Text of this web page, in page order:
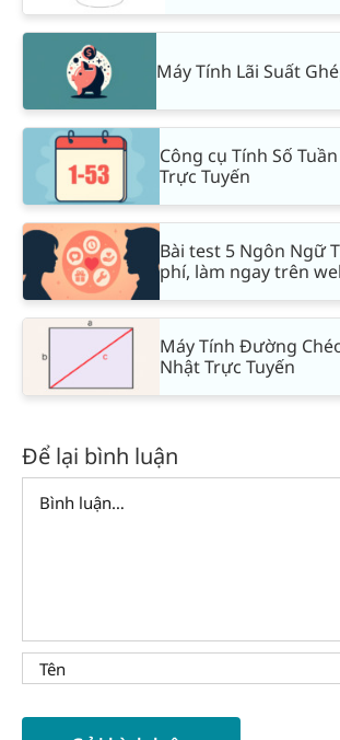
Máy Tính Lãi Suất
Công cụ Tính Số
Trực Tuyến
Bài test 5 Ngôn Ngữ
phí, làm ngay trên
Máy Tính Đường
Nhật Trực Tuyến
Để lại bình luận